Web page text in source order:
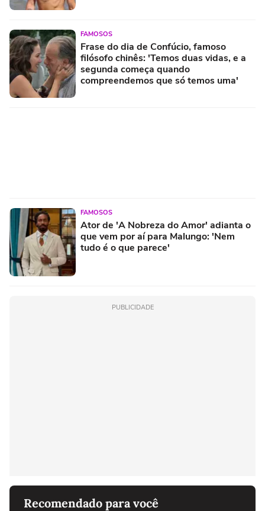
FAMOSOS
Frase do dia de Confúcio, famoso
filósofo chinês: 'Temos duas vidas, e a
segunda começa quando
compreendemos que só temos uma'
FAMOSOS
Ator de 'A Nobreza do Amor' adianta o
que vem por aí para Malungo: 'Nem
tudo é o que parece'
PUBLICIDADE
Recomendado para você